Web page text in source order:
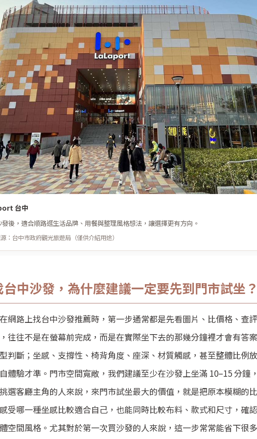
台中
後，適合順路逛生活品牌、用餐與整理風格想法，讓選擇更有方向。
：台中市政府觀光旅遊局（僅供介紹用途）
中沙發，為什麼建議一定要先到門市試坐？
網路上找台中沙發推薦時，第一步通常都是先看圖片、比價格、查
往往不是在螢幕前完成，而是在實際坐下去的那幾分鐘裡才會有答
判斷；坐感、支撐性、椅背角度、座深、材質觸感，甚至整體比例
體驗才準。門市空間寬敞，我們建議至少在沙發上坐滿 10–15 分鐘
選客廳主角的人來說，來門市試坐最大的價值，就是把原本模糊的
受哪一種坐感比較適合自己，也能同時比較布料、款式和尺寸，確
空間風格。尤其對於第一次買沙發的人來說，這一步常常能省下很